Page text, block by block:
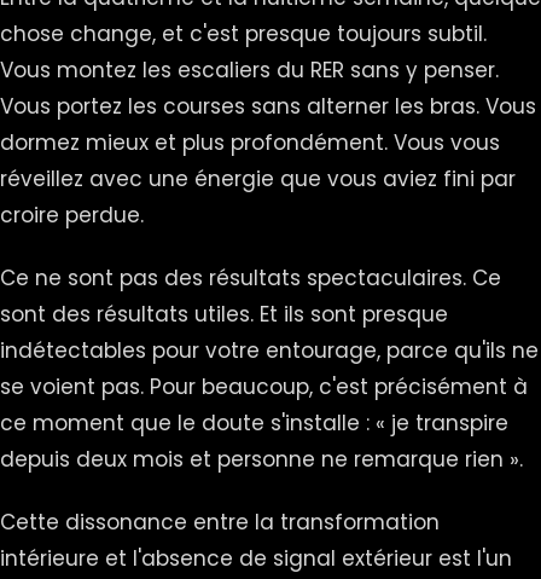
chose change, et c'est presque toujours subtil.
Vous montez les escaliers du RER sans y penser.
Vous portez les courses sans alterner les bras. Vous
dormez mieux et plus profondément. Vous vous
réveillez avec une énergie que vous aviez fini par
croire perdue.
Ce ne sont pas des résultats spectaculaires. Ce
sont des résultats utiles. Et ils sont presque
indétectables pour votre entourage, parce qu'ils ne
se voient pas. Pour beaucoup, c'est précisément à
ce moment que le doute s'installe : « je transpire
depuis deux mois et personne ne remarque rien ».
Cette dissonance entre la transformation
intérieure et l'absence de signal extérieur est l'un